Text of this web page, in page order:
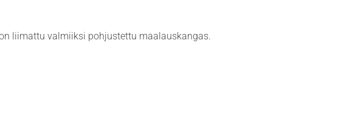
liimattu valmiiksi pohjustettu maalauskangas.